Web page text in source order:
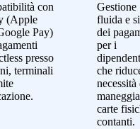
con
(Apple
Pay)
presso
terminali
Gestione
fluida e
dei
per i
che
necessità
carte
contanti.